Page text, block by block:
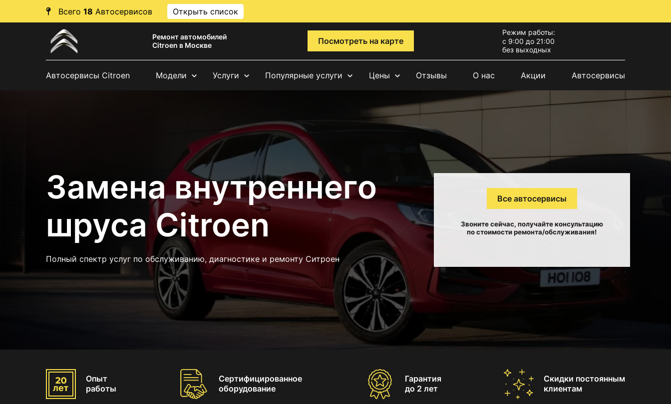
Всего 18 Автосервисов Открыть список
Ремонт автомобилей
Citroen в Москве
Посмотреть на карте
Режим работы:
с 9:00 до 21:00
без выходных
Автосервисы Citroen Модели Услуги Популярные услуги Цены Отзывы О нас Акции Автосервисы
Замена внутреннего
шруса Citroen
Полный спектр услуг по обслуживанию, диагностике и ремонту Ситроен
Все автосервисы
Звоните сейчас, получайте консультацию
по стоимости ремонта/обслуживания!
Опыт
работы
Сертифицированное
оборудование
Гарантия
до 2 лет
Скидки постоянным
клиентам